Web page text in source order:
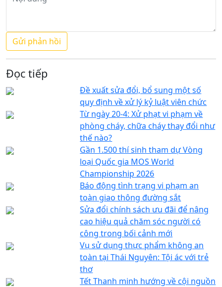
Đọc tiếp
Đề xuất sửa đổi, bổ sung một số
quy định về xử lý kỷ luật viên chức
Từ ngày 20-4: Xử phạt vi phạm về
phòng cháy, chữa cháy thay đổi như
thế nào?
Gần 1.500 thí sinh tham dự Vòng
loại Quốc gia MOS World
Championship 2026
Báo động tình trạng vi phạm an
toàn giao thông đường sắt
Sửa đổi chính sách ưu đãi để nâng
cao hiệu quả chăm sóc người có
công trong bối cảnh mới
Vụ sử dụng thực phẩm không an
toàn tại Thái Nguyên: Tội ác với trẻ
thơ
Tết Thanh minh hướng về cội nguồn